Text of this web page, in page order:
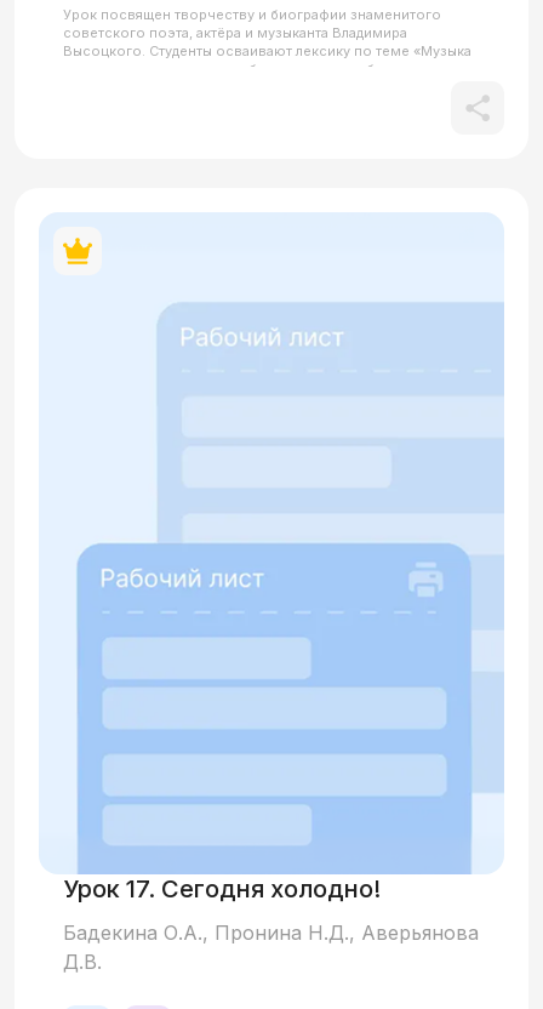
Урок посвящен творчеству и биографии знаменитого
советского поэта, актёра и музыканта Владимира
Высоцкого. Студенты осваивают лексику по теме «Музыка
и искусство», а также отрабатывают употребление
числительных. Материал содержит разнообразные задания
кликабельный QR-код.
Урок 17. Сегодня холодно!
Бадекина О.А., Пронина Н.Д., Аверьянова
Д.В.